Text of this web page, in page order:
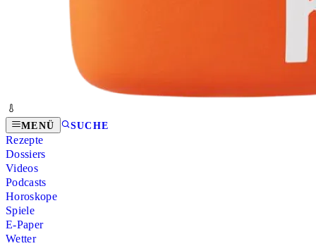
MENÜ SUCHE
Rezepte
Dossiers
Videos
Podcasts
Horoskope
Spiele
E-Paper
Wetter